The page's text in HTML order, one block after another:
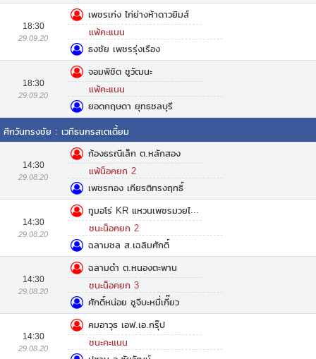
18:30
29.09.20
เพชรเก่ง ไก่ย่างห้าดาวยิมส์
แพ้คะแนน
ธงชัย เพชรรุ่งเรือง
18:30
29.09.20
จอมพิชิต ชูวัฒนะ
แพ้คะแนน
ยอดกฤษดา ยุทธชลบุรี
ศึกวันทรงชัย : เวทีธนกรสเตเดี้ยม
14:30
29.08.20
ก้องธรณีเล็ก ต.หลักสอง
แพ้น็อคยก 2
เพชรทอง เกียรติทรงฤทธิ์
14:30
29.08.20
ทูมอโร่ KR แหวนเพชรมวยไทยยิมส์
ชนะน็อคยก 2
ฉลามชล ส.เฉลิมศักดิ์
14:30
29.08.20
ฉลามดำ ต.หนองตะพาน
ชนะน็อคยก 3
ศักดิ์หน่อย ซูจีบะหมี่เกี๊ยว
14:30
29.08.20
คมอาวุธ เอฟ.เอ.กรุ๊ป
ชนะคะแนน